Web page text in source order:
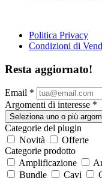
Politica Privacy
Condizioni di
Resta aggiornato!
Email *
Argomenti di interesse *
Seleziona uno o più
Categorie del plugin
Novità
Offerte
Categorie prodotto
Amplificazione
Bundle
Cavi